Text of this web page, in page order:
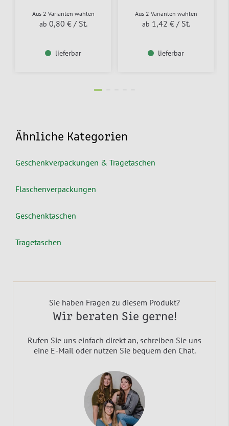
Aus 2 Varianten wählen
ab 0,80 € / St.
lieferbar
Aus 2 Varianten wählen
ab 1,42 € / St.
lieferbar
Ähnliche Kategorien
Geschenkverpackungen & Tragetaschen
Flaschenverpackungen
Geschenktaschen
Tragetaschen
Sie haben Fragen zu diesem Produkt?
Wir beraten Sie gerne!
Rufen Sie uns einfach direkt an, schreiben Sie uns
eine E-Mail oder nutzen Sie bequem den Chat.